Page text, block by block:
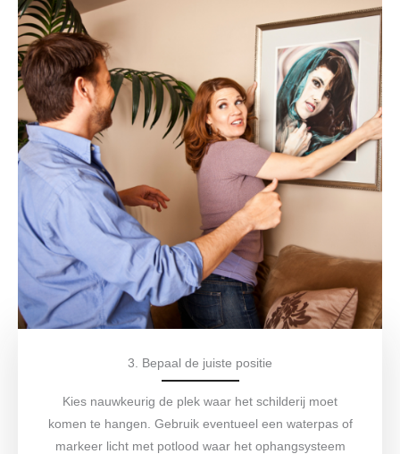
3. Bepaal de juiste positie
Kies nauwkeurig de plek waar het schilderij moet
komen te hangen. Gebruik eventueel een waterpas of
markeer licht met potlood waar het ophangsysteem